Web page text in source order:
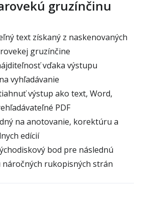
gruzínčinu
text získaný z naskenovaných
gruzínčine
vďaka výstupu
vyhľadávanie
výstup ako text, Word,
PDF
na anotovanie, korektúru a
edícií
bod pre následnú
rukopisných strán